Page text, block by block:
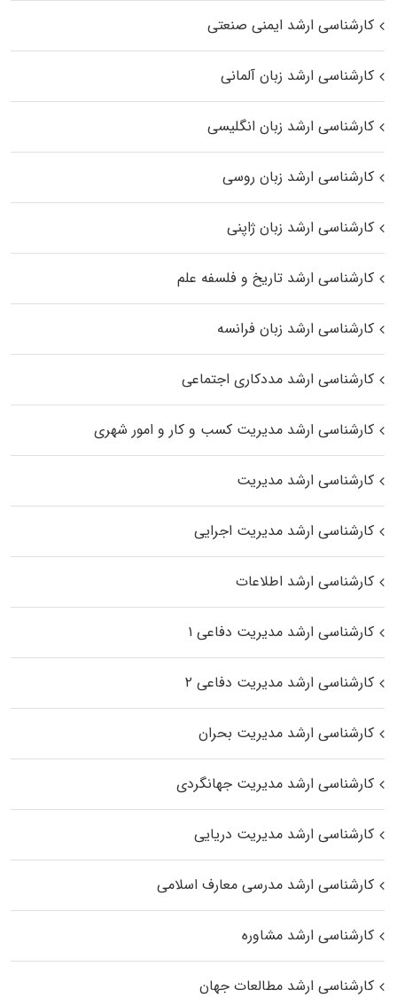
کارشناسی ارشد ایمنی صنعتی
کارشناسی ارشد زبان آلمانی
کارشناسی ارشد زبان انگلیسی
کارشناسی ارشد زبان روسی
کارشناسی ارشد زبان ژاپنی
کارشناسی ارشد تاریخ و فلسفه علم
کارشناسی ارشد زبان فرانسه
کارشناسی ارشد مددکاری اجتماعی
کارشناسی ارشد مدیریت کسب و کار و امور شهری
کارشناسی ارشد مدیریت
کارشناسی ارشد مدیریت اجرایی
کارشناسی ارشد اطلاعات
کارشناسی ارشد مدیریت دفاعی ۱
کارشناسی ارشد مدیریت دفاعی ۲
کارشناسی ارشد مدیریت بحران
کارشناسی ارشد مدیریت جهانگردی
کارشناسی ارشد مدیریت دریایی
کارشناسی ارشد مدرسی معارف اسلامی
کارشناسی ارشد مشاوره
کارشناسی ارشد مطالعات جهان